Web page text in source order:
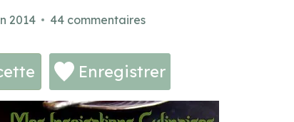
2014 44 commentaires
Enregistrer